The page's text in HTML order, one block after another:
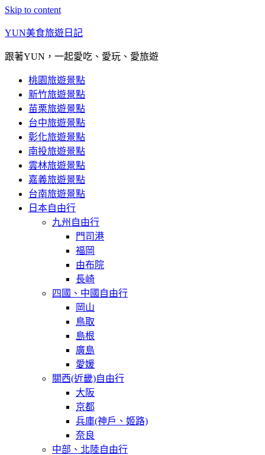
Skip to content
YUN美食旅遊日記
跟著YUN，一起愛吃、愛玩、愛旅遊
桃園旅遊景點
新竹旅遊景點
苗栗旅遊景點
台中旅遊景點
彰化旅遊景點
南投旅遊景點
雲林旅遊景點
嘉義旅遊景點
台南旅遊景點
日本自由行
九州自由行
門司港
福岡
由布院
長崎
四國、中國自由行
岡山
鳥取
島根
廣島
愛媛
關西(近畿)自由行
大阪
京都
兵庫(神戶、姬路)
奈良
中部、北陸自由行